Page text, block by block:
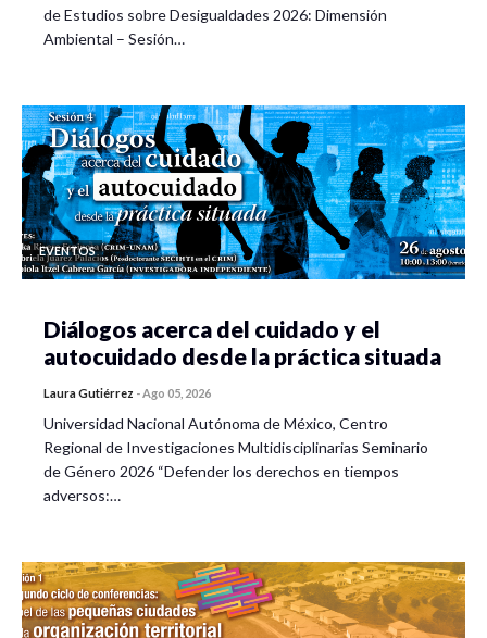
de Estudios sobre Desigualdades 2026: Dimensión
Ambiental – Sesión…
EVENTOS
Diálogos acerca del cuidado y el
autocuidado desde la práctica situada
Laura Gutiérrez -Ago 05, 2026
Universidad Nacional Autónoma de México, Centro
Regional de Investigaciones Multidisciplinarias Seminario
de Género 2026 “Defender los derechos en tiempos
adversos:…